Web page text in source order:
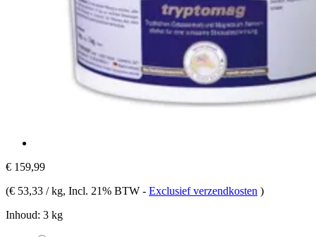
€ 159,99
(€ 53,33 / kg, Incl. 21% BTW - Exclusief verzendkosten )
Inhoud: 3 kg